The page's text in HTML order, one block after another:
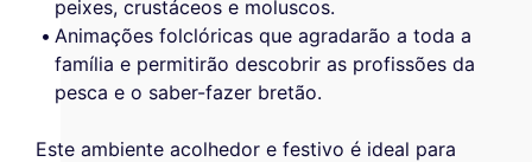
peixes, crustáceos e moluscos.
Animações folclóricas que agradarão a toda a
família e permitirão descobrir as profissões da
pesca e o saber-fazer bretão.
Este ambiente acolhedor e festivo é ideal para